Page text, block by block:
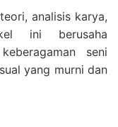
analisis karya,
ini berusaha
seni
yang murni dan